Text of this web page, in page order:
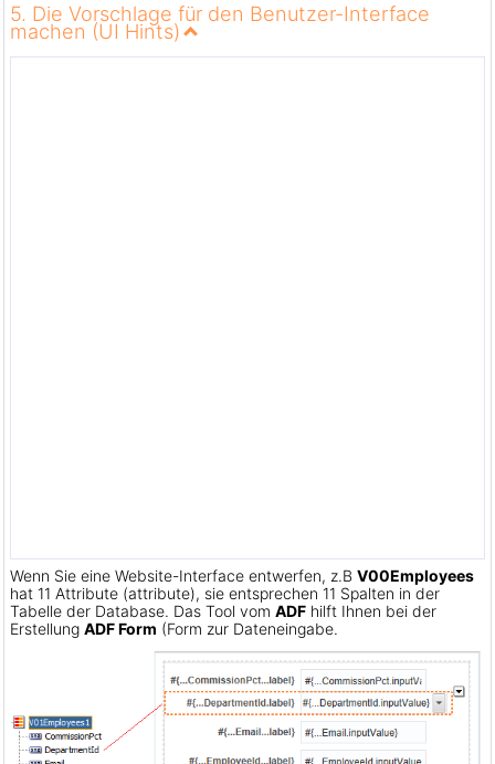
5. Die Vorschlage für den Benutzer-Interface
machen (UI Hints)
Wenn Sie eine Website-Interface entwerfen, z.B V00Employees
hat 11 Attribute (attribute), sie entsprechen 11 Spalten in der
Tabelle der Database. Das Tool vom ADF hilft Ihnen bei der
Erstellung ADF Form (Form zur Dateneingabe.